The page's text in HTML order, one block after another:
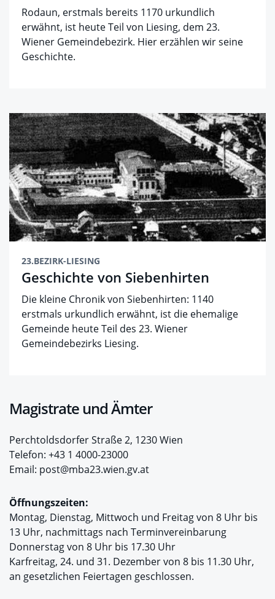
Rodaun, erstmals bereits 1170 urkundlich
erwähnt, ist heute Teil von Liesing, dem 23.
Wiener Gemeindebezirk. Hier erzählen wir seine
Geschichte.
23.BEZIRK-LIESING
Geschichte von Siebenhirten
Die kleine Chronik von Siebenhirten: 1140
erstmals urkundlich erwähnt, ist die ehemalige
Gemeinde heute Teil des 23. Wiener
Gemeindebezirks Liesing.
Magistrate und Ämter
Perchtoldsdorfer Straße 2, 1230 Wien
Telefon: +43 1 4000-23000
Email: post@mba23.wien.gv.at
Öffnungszeiten:
Montag, Dienstag, Mittwoch und Freitag von 8 Uhr bis
13 Uhr, nachmittags nach Terminvereinbarung
Donnerstag von 8 Uhr bis 17.30 Uhr
Karfreitag, 24. und 31. Dezember von 8 bis 11.30 Uhr,
an gesetzlichen Feiertagen geschlossen.